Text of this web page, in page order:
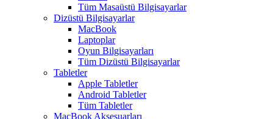
Tüm Masaüstü Bilgisayarlar
Dizüstü Bilgisayarlar
MacBook
Laptoplar
Oyun Bilgisayarları
Tüm Dizüstü Bilgisayarlar
Tabletler
Apple Tabletler
Android Tabletler
Tüm Tabletler
MacBook Aksesuarları